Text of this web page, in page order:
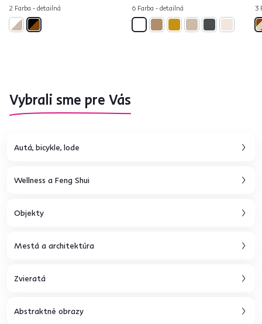
2 Farba - detailná 6 Farba - detailná 3
Vybrali sme pre Vás
Autá, bicykle, lode
Wellness a Feng Shui
Objekty
Mestá a architektúra
Zvieratá
Abstraktné obrazy